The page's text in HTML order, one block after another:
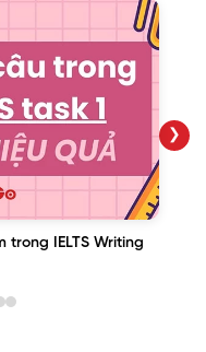
IELTS Writing
❯